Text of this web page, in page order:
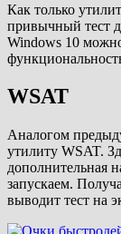
Как только
привычный тест
Windows 10
WSAT
Аналогом
утилиту WSAT.
дополнительная
запускаем.
выводит тест на